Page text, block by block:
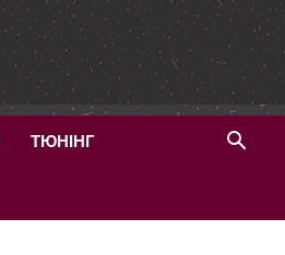
ТЮНІНГ